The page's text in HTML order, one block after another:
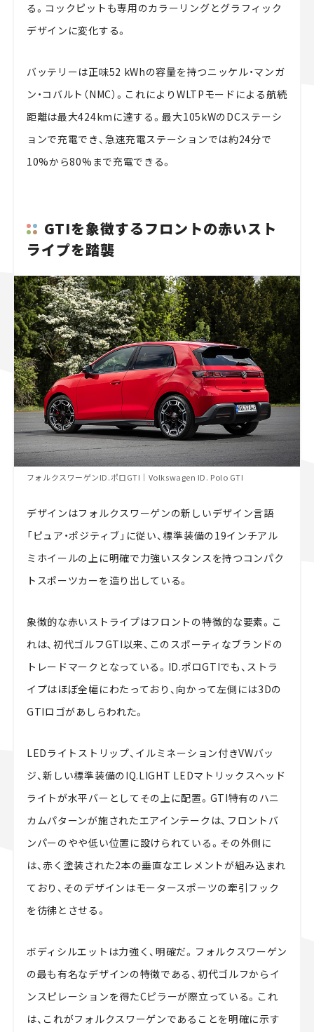
る。コックピットも専用のカラーリングとグラフィック
デザインに変化する。
バッテリーは正味52 kWhの容量を持つニッケル・マンガ
ン・コバルト（NMC）。これによりWLTPモードによる航続
距離は最大424kmに達する。最大105kWのDCステーシ
ョンで充電でき、急速充電ステーションでは約24分で
10%から80%まで充電できる。
GTIを象徴するフロントの赤いスト
ライプを踏襲
フォルクスワーゲンID.ポロGTI｜Volkswagen ID. Polo GTI
デザインはフォルクスワーゲンの新しいデザイン言語
「ピュア・ポジティブ」に従い、標準装備の19インチアル
ミホイールの上に明確で力強いスタンスを持つコンパク
トスポーツカーを造り出している。
象徴的な赤いストライプはフロントの特徴的な要素。こ
れは、初代ゴルフGTI以来、このスポーティなブランドの
トレードマークとなっている。ID.ポロGTIでも、ストラ
イプはほぼ全幅にわたっており、向かって左側には3Dの
GTIロゴがあしらわれた。
LEDライトストリップ、イルミネーション付きVWバッ
ジ、新しい標準装備のIQ.LIGHT LEDマトリックスヘッド
ライトが水平バーとしてその上に配置。GTI特有のハニ
カムパターンが施されたエアインテークは、フロントバ
ンパーのやや低い位置に設けられている。その外側に
は、赤く塗装された2本の垂直なエレメントが組み込まれ
ており、そのデザインはモータースポーツの牽引フック
を彷彿とさせる。
ボディシルエットは力強く、明確だ。フォルクスワーゲン
の最も有名なデザインの特徴である、初代ゴルフからイ
ンスピレーションを得たCピラーが際立っている。これ
は、これがフォルク​​スワーゲンであることを明確に示す